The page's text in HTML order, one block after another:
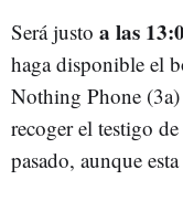
Será justo a las
haga disponible el
Nothing Phone
recoger el testigo
pasado, aunque